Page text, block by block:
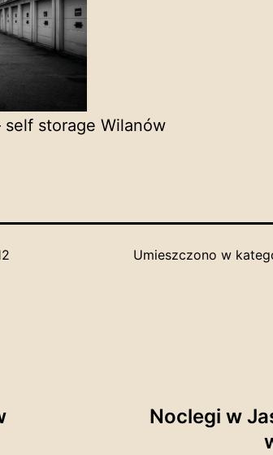
storage Wilanów
Umieszczono w
Noclegi w